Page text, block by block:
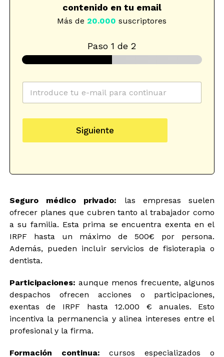
contenido en tu email
Más de 20.000 suscriptores
Paso1 de 2
r
e
c
ó
n
c
o
*
e
l
c
n
e
e
e
o
n
e
t
o
e
l
e
t
r
Siguiente
Seguro médico privado: las empresas suelen
ofrecer planes que cubren tanto al trabajador como
a su familia. Esta prima se encuentra exenta en el
IRPF hasta un máximo de 500€ por persona.
Además, pueden incluir servicios de fisioterapia o
dentista.
Participaciones: aunque menos frecuente, algunos
despachos ofrecen acciones o participaciones,
exentas de IRPF hasta 12.000 € anuales. Esto
incentiva la permanencia y alinea intereses entre el
profesional y la firma.
Formación continua: cursos especializados o